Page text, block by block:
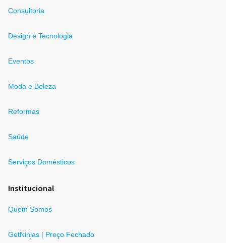
Consultoria
Design e Tecnologia
Eventos
Moda e Beleza
Reformas
Saúde
Serviços Domésticos
Institucional
Quem Somos
GetNinjas | Preço Fechado